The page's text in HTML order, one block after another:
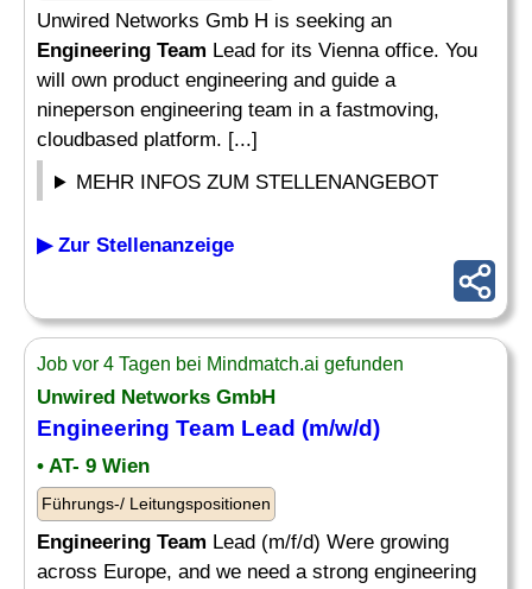
Unwired Networks Gmb H is seeking an
Engineering Team Lead for its Vienna office. You
will own product engineering and guide a
nineperson engineering team in a fastmoving,
cloudbased platform. [...]
MEHR INFOS ZUM STELLENANGEBOT
▶ Zur Stellenanzeige
Job vor 4 Tagen bei Mindmatch.ai gefunden
Unwired Networks GmbH
Engineering Team Lead (m/w/d)
• AT- 9 Wien
Führungs-/ Leitungspositionen
Engineering Team Lead (m/f/d) Were growing
across Europe, and we need a strong engineering